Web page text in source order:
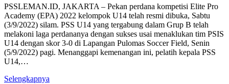
PSSLEMAN.ID, JAKARTA – Pekan perdana kompetisi Elite Pro
Academy (EPA) 2022 kelompok U14 telah resmi dibuka, Sabtu
(3/9/2022) silam. PSS U14 yang tergabung dalam Grup B telah
melakoni laga perdananya dengan sukses usai menaklukan tim PSIS
U14 dengan skor 3-0 di Lapangan Pulomas Soccer Field, Senin
(5/9/2022) pagi. Menanggapi kemenangan ini, pelatih kepala PSS
U14,…
Selengkapnya